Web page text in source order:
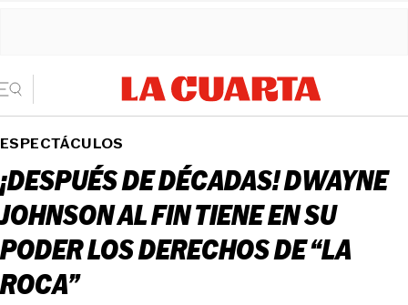
ESPECTÁCULOS
¡DESPUÉS DE DÉCADAS! DWAYNE
JOHNSON AL FIN TIENE EN SU
PODER LOS DERECHOS DE “LA
ROCA”